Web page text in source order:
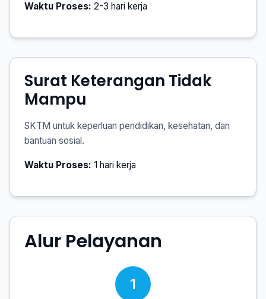
Waktu Proses: 2-3 hari kerja
Surat Keterangan Tidak
Mampu
SKTM untuk keperluan pendidikan, kesehatan, dan
bantuan sosial.
Waktu Proses: 1 hari kerja
Alur Pelayanan
1